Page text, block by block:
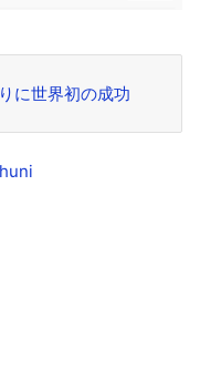
に世界初の成功